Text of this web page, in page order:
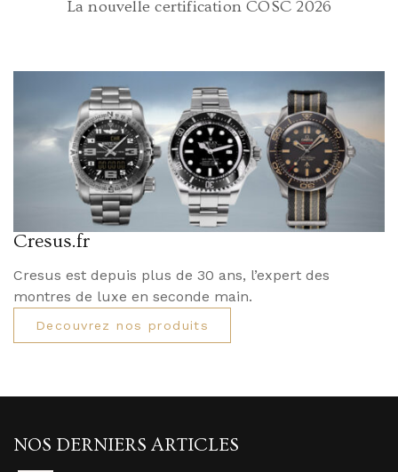
La nouvelle certification COSC 2026
Cresus.fr
Cresus est depuis plus de 30 ans, l’expert des
montres de luxe en seconde main.
Decouvrez nos produits
NOS DERNIERS ARTICLES